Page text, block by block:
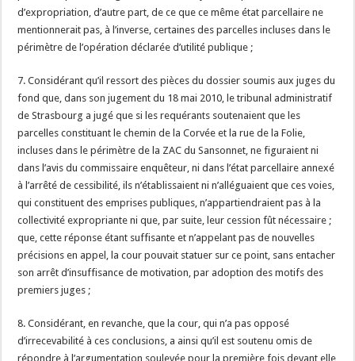
d’expropriation, d’autre part, de ce que ce même état parcellaire ne
mentionnerait pas, à l’inverse, certaines des parcelles incluses dans le
périmètre de l’opération déclarée d’utilité publique ;
7. Considérant qu’il ressort des pièces du dossier soumis aux juges du
fond que, dans son jugement du 18 mai 2010, le tribunal administratif
de Strasbourg a jugé que si les requérants soutenaient que les
parcelles constituant le chemin de la Corvée et la rue de la Folie,
incluses dans le périmètre de la ZAC du Sansonnet, ne figuraient ni
dans l’avis du commissaire enquêteur, ni dans l’état parcellaire annexé
à l’arrêté de cessibilité, ils n’établissaient ni n’alléguaient que ces voies,
qui constituent des emprises publiques, n’appartiendraient pas à la
collectivité expropriante ni que, par suite, leur cession fût nécessaire ;
que, cette réponse étant suffisante et n’appelant pas de nouvelles
précisions en appel, la cour pouvait statuer sur ce point, sans entacher
son arrêt d’insuffisance de motivation, par adoption des motifs des
premiers juges ;
8. Considérant, en revanche, que la cour, qui n’a pas opposé
d’irrecevabilité à ces conclusions, a ainsi qu’il est soutenu omis de
répondre à l’argumentation soulevée pour la première fois devant elle